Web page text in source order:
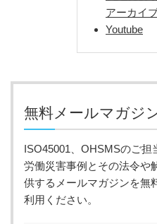
アーカイ
Youtube
無料メールマガジ
ISO45001、OHSMSのご担
労働災害事例とその法令や
供するメールマガジンを無
利用ください。